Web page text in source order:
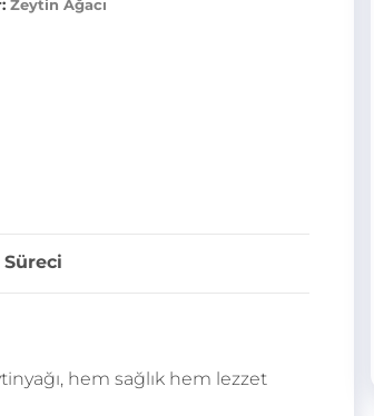
Zeytin Ağacı
hem sağlık hem lezzet